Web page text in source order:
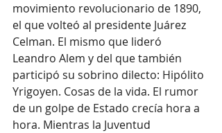
movimiento revolucionario de 1890,
el que volteó al presidente Juárez
Celman. El mismo que lideró
Leandro Alem y del que también
participó su sobrino dilecto: Hipólito
Yrigoyen. Cosas de la vida. El rumor
de un golpe de Estado crecía hora a
hora. Mientras la Juventud